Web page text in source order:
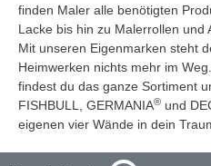
finden Maler alle benötigten
Lacke bis hin zu Malerrollen und
Mit unseren Eigenmarken steht
Heimwerken nichts mehr im
findest du das ganze Sortiment
FISHBULL, GERMANIA® und
eigenen vier Wände in dein